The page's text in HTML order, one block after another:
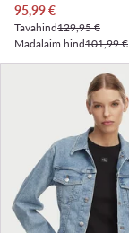
Praegune hind
95,99€
Tavahind129,95 €
Madalaim hind101,99 €